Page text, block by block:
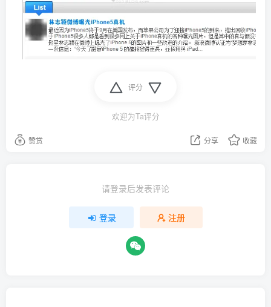
评分
欢迎为Ta评分
赞赏 分享 收藏
请登录后发表评论
登录 注册